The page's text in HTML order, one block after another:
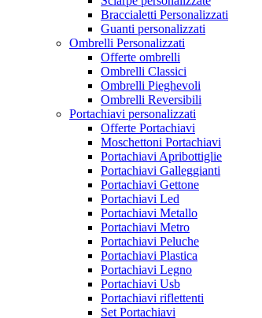
Braccialetti Personalizzati
Guanti personalizzati
Ombrelli Personalizzati
Offerte ombrelli
Ombrelli Classici
Ombrelli Pieghevoli
Ombrelli Reversibili
Portachiavi personalizzati
Offerte Portachiavi
Moschettoni Portachiavi
Portachiavi Apribottiglie
Portachiavi Galleggianti
Portachiavi Gettone
Portachiavi Led
Portachiavi Metallo
Portachiavi Metro
Portachiavi Peluche
Portachiavi Plastica
Portachiavi Legno
Portachiavi Usb
Portachiavi riflettenti
Set Portachiavi